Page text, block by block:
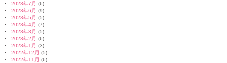
2023年7月 (6)
2023年6月 (9)
2023年5月 (5)
2023年4月 (7)
2023年3月 (5)
2023年2月 (6)
2023年1月 (3)
2022年12月 (5)
2022年11月 (6)